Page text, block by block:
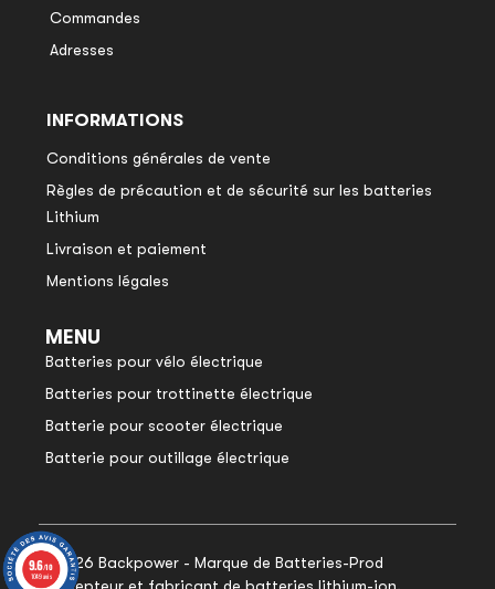
Commandes
Adresses
INFORMATIONS
Conditions générales de vente
Règles de précaution et de sécurité sur les batteries
Lithium
Livraison et paiement
Mentions légales
MENU
Batteries pour vélo électrique
Batteries pour trottinette électrique
Batterie pour scooter électrique
Batterie pour outillage électrique
© 2026 Backpower - Marque de Batteries-Prod
9.6/10
1049 avis
9.6/10
1049 avis